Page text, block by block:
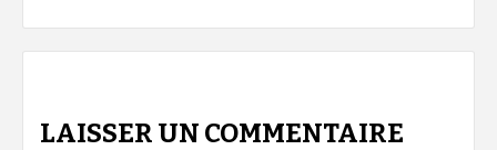
LAISSER UN COMMENTAIRE